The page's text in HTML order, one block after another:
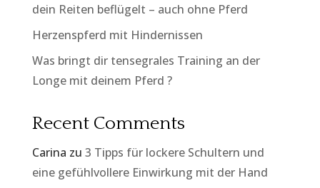
dein Reiten beflügelt – auch ohne Pferd
Herzenspferd mit Hindernissen
Was bringt dir tensegrales Training an der
Longe mit deinem Pferd ?
Recent Comments
Carina zu 3 Tipps für lockere Schultern und
eine gefühlvollere Einwirkung mit der Hand